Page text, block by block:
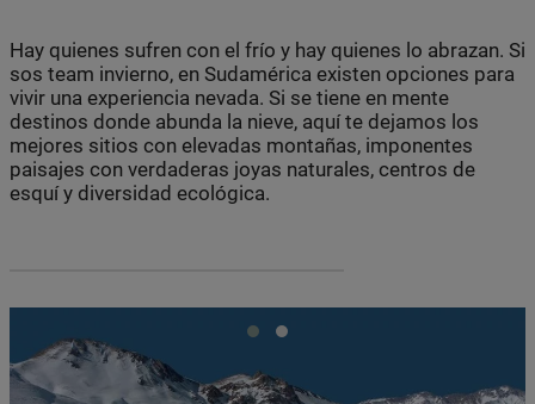
Hay quienes sufren con el frío y hay quienes lo abrazan. Si
sos team invierno, en Sudamérica existen opciones para
vivir una experiencia nevada. Si se tiene en mente
destinos donde abunda la nieve, aquí te dejamos los
mejores sitios con elevadas montañas, imponentes
paisajes con verdaderas joyas naturales, centros de
esquí y diversidad ecológica.